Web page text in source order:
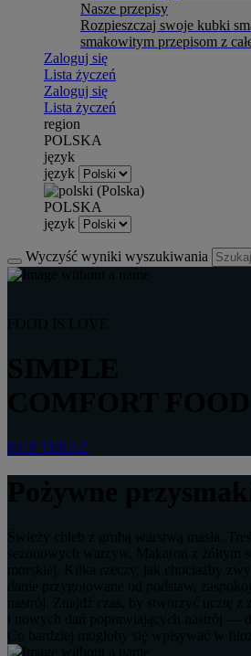
Nasze przepisy
Rozpieszczaj swoje kubki
smakowitym przepisom z
Zaloguj się
Lista życzeń
Zaloguj się
Lista życzeń
region
POLSKA
język
język
POLSKA
język
Wyczyść wyniki wyszukiwania
KUP TERAZ